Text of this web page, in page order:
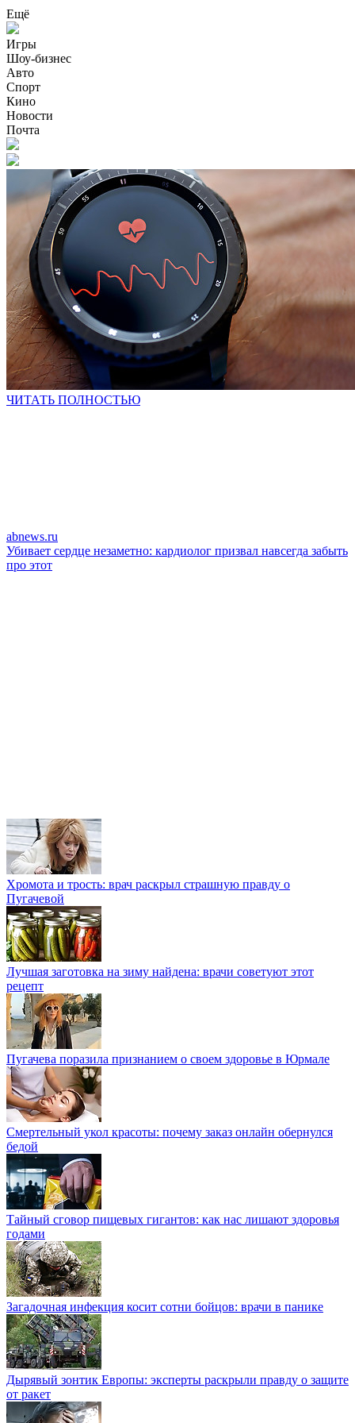
Ещё
Игры
Шоу-бизнес
Авто
Спорт
Кино
Новости
Почта
ЧИТАТЬ ПОЛНОСТЬЮ
abnews.ru
Убивает сердце незаметно: кардиолог призвал навсегда забыть
про этот
Хромота и трость: врач раскрыл страшную правду о
Пугачевой
Лучшая заготовка на зиму найдена: врачи советуют этот
рецепт
Пугачева поразила признанием о своем здоровье в Юрмале
Смертельный укол красоты: почему заказ онлайн обернулся
бедой
Тайный сговор пищевых гигантов: как нас лишают здоровья
годами
Загадочная инфекция косит сотни бойцов: врачи в панике
Дырявый зонтик Европы: эксперты раскрыли правду о защите
от ракет